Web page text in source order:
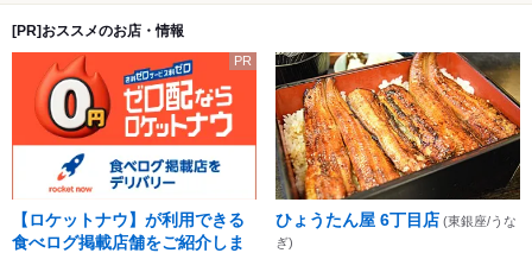
[PR]おススメのお店・情報
PR
【ロケットナウ】が利用できる
食べログ掲載店舗をご紹介しま
ひょうたん屋 6丁目店 (東銀座/うな
ぎ)